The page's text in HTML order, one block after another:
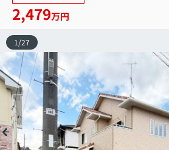
2,479万円
1 /27